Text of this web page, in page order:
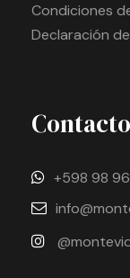
Condiciones
Declaración
Contacto
+598 98